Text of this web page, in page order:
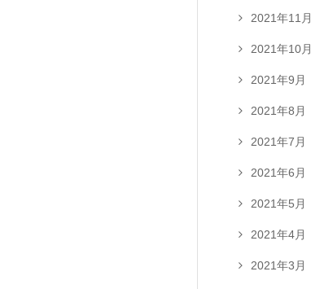
2021年11月
2021年10月
2021年9月
2021年8月
2021年7月
2021年6月
2021年5月
2021年4月
2021年3月